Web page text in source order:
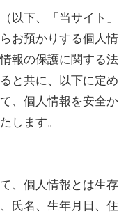
（以下、「当サイト」
お預かりする個人情
報の保護に関する法
と共に、以下に定め
、個人情報を安全か
します。
、個人情報とは生存
氏名、生年月日、住